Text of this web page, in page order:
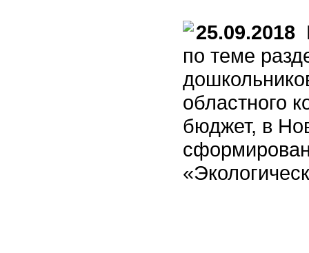
25.09.2018
по теме
областного
бюджет, в